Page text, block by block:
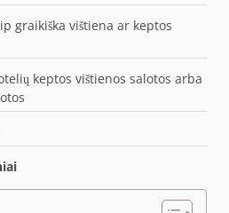
graikiška vištiena ar keptos
keptos vištienos salotos arba